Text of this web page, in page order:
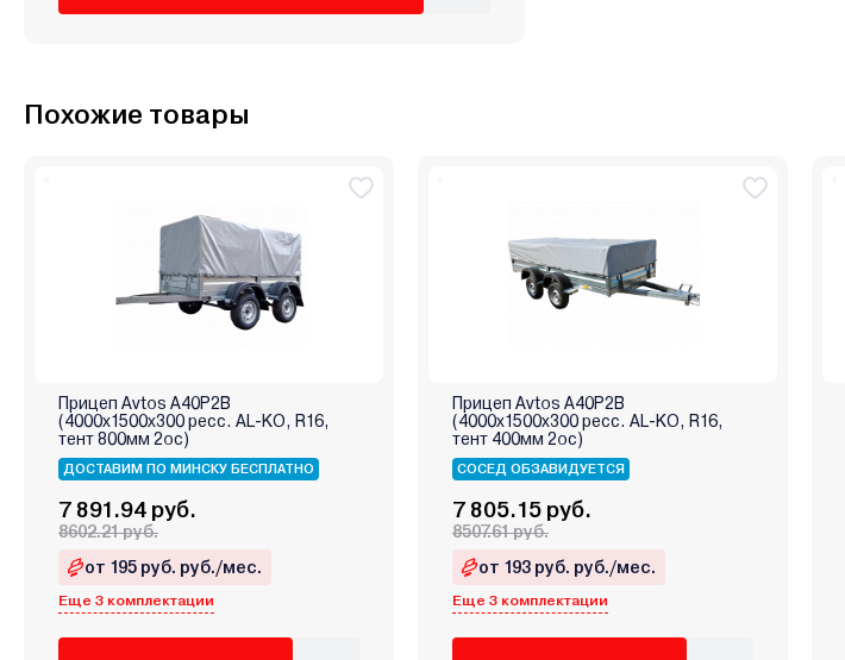
Похожие товары
Прицеп Avtos A40P2B
(4000х1500х300 ресс. AL-KO, R16,
тент 800мм 2ос)
ДОСТАВИМ ПО МИНСКУ БЕСПЛАТНО
7 891.94 руб.
8602.21 руб.
от 195 руб. руб./мес.
Еще 3 комплектации
Прицеп Avtos A40P2B
(4000х1500х300 ресс. AL-KO, R16,
тент 400мм 2ос)
СОСЕД ОБЗАВИДУЕТСЯ
7 805.15 руб.
8507.61 руб.
от 193 руб. руб./мес.
Еще 3 комплектации